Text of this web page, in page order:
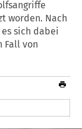
worden. Nach
sich dabei
Fall von